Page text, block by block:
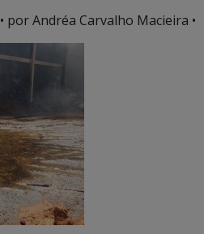
• por Andréa Carvalho Macieira •